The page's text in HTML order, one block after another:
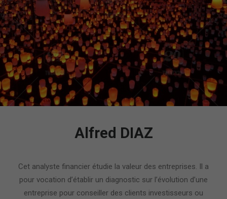
Contact
Recherche
Alfred DIAZ
Cet analyste financier étudie la valeur des entreprises. Il a
pour vocation d’établir un diagnostic sur l’évolution d’une
entreprise pour conseiller des clients investisseurs ou